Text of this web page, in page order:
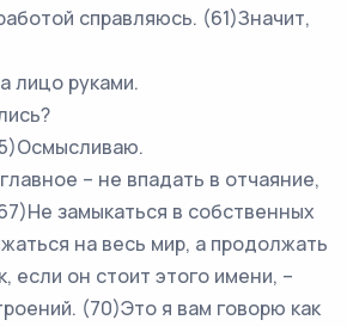
справляюсь. (61)Значит,
руками.
– не впадать в отчаяние,
замыкаться в собственных
на весь мир, а продолжать
если он стоит этого имени, –
(70)Это я вам говорю как